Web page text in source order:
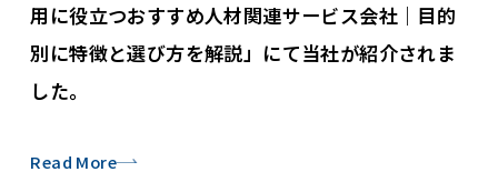
用に役立つおすすめ人材関連サービス会社｜目的
別に特徴と選び方を解説」にて当社が紹介されま
した。
Read More